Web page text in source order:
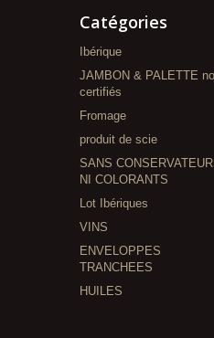
Catégories
Ibérique
JAMBON & PALETTE
certifiés
Fromage
produit de scie
SANS
NI COLORANTS
Lot Ibériques
VINS
ENVELOPPES
TRANCHEES
HUILES